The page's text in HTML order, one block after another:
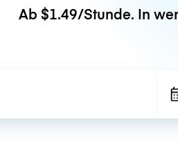
Ab $1.49/Stunde. In